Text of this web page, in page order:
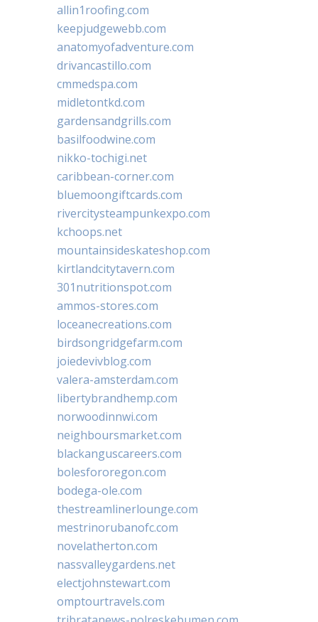
allin1roofing.com
keepjudgewebb.com
anatomyofadventure.com
drivancastillo.com
cmmedspa.com
midletontkd.com
gardensandgrills.com
basilfoodwine.com
nikko-tochigi.net
caribbean-corner.com
bluemoongiftcards.com
rivercitysteampunkexpo.com
kchoops.net
mountainsideskateshop.com
kirtlandcitytavern.com
301nutritionspot.com
ammos-stores.com
loceanecreations.com
birdsongridgefarm.com
joiedevivblog.com
valera-amsterdam.com
libertybrandhemp.com
norwoodinnwi.com
neighboursmarket.com
blackanguscareers.com
bolesfororegon.com
bodega-ole.com
thestreamlinerlounge.com
mestrinorubanofc.com
novelatherton.com
nassvalleygardens.net
electjohnstewart.com
omptourtravels.com